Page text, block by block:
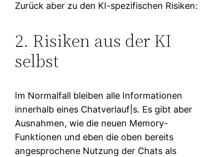
Zurück aber zu den KI-spezifischen Risiken:
2. Risiken aus der KI
selbst
Im Normalfall bleiben alle Informationen
innerhalb eines Chatverlauf|s. Es gibt aber
Ausnahmen, wie die neuen Memory-
Funktionen und eben die oben bereits
angesprochene Nutzung der Chats als